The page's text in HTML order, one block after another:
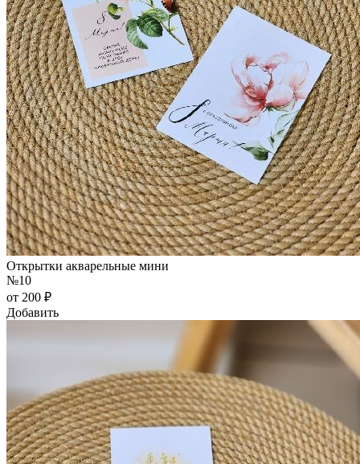
Открытки акварельные мини
№10
от 200 ₽
Добавить